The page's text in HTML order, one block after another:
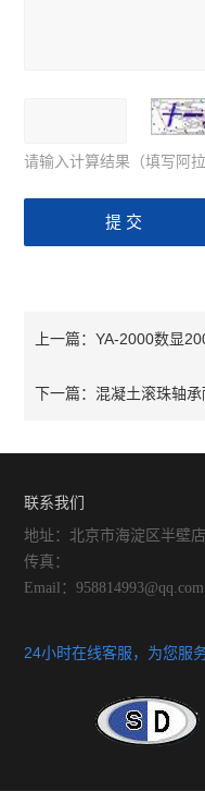
请输入计算结果（填写阿
上一篇：YA-2000数显
下一篇： 混凝土滚珠轴
联系我们
地址：北京市海淀区半壁
传真：
Email：958814993@qq.com
24小时在线客服，为您服